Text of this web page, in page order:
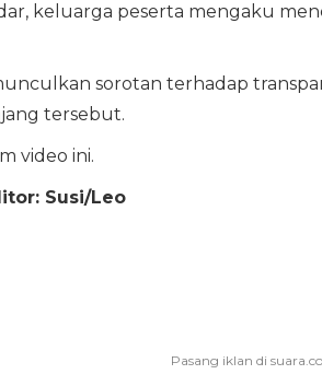
keluarga peserta mengaku
sorotan terhadap
tersebut.
video ini.
Susi/Leo